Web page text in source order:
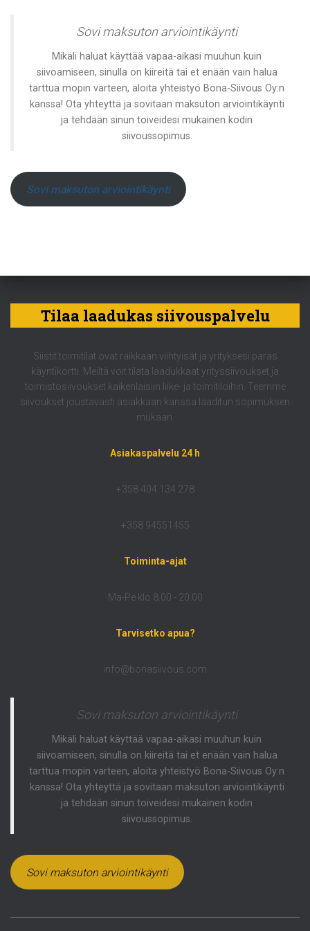
Sovi maksuton arviointikäynti
Mikäli haluat käyttää vapaa-aikasi muuhun kuin
siivoamiseen, sinulla on kiireitä tai et enään vain halua
tarttua mopin varteen, aloita yhteistyö Bona-Siivous Oy:n
kanssa! Ota yhteyttä ja sovitaan maksuton arviointikäynti
ja tehdään sinun toiveidesi mukainen kodin
siivoussopimus.
Sovi maksuton arviointikäynti
Tilaa laadukas siivouspalvelu
Siistit toimitilat ovat raikkaan viihtyisät ja yrityksesi paras
käyntikortti. Meiltä voit tilata laadukkaat yrityssiivoukset ja
toimistosiivoukset kaikenlaisiin liike- ja toimitiloihin. Teemme
siivoukset joustavasti asiakkaan kanssa laaditun sopimuksen
mukaan.
Asiakaspalvelu 24 h
+358 404 134 278
+358 94551455
Toiminta-ajat
Ma-Pe klo 8.00 - 20.00
Tarvisetko apua?
info@bonasiivous.com
Sovi maksuton arviointikäynti
Mikäli haluat käyttää vapaa-aikasi muuhun kuin
siivoamiseen, sinulla on kiireitä tai et enään vain halua
tarttua mopin varteen, aloita yhteistyö Bona-Siivous Oy:n
kanssa! Ota yhteyttä ja sovitaan maksuton arviointikäynti
ja tehdään sinun toiveidesi mukainen kodin
siivoussopimus.
Sovi maksuton arviointikäynti